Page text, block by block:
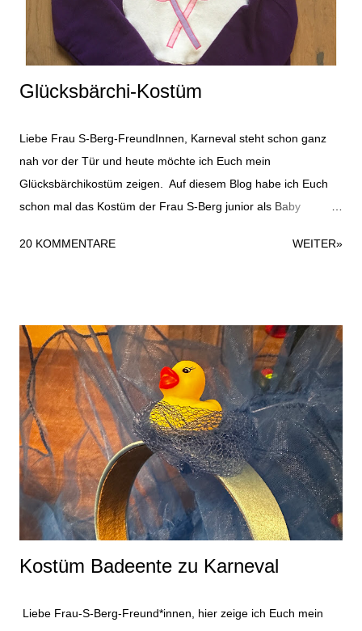
Glücksbärchi-Kostüm
Liebe Frau S-Berg-FreundInnen, Karneval steht schon ganz
nah vor der Tür und heute möchte ich Euch mein
Glücksbärchikostüm zeigen. Auf diesem Blog habe ich Euch
schon mal das Kostüm der Frau S-Berg junior als Baby
recht schnell gemacht und durchaus für ein Last-Minute-
lila. Das war es dann auch schon mit den Materialien für das
Kostüm. Dazu kommen natürlich noch Beiwerke wie
Nähmaschine, Schere und Kleber. Für das Glücksbärchi-
Oberteil habe ich einen großen Kreis aus dem Fleecestoff
geschnitten und auf den Pullover genäht. Anschließend habe
ich die Lollies ausgeschnitten und ebenfalls auf das Kostüm
genäht. Durch die Dicke der Angelegenheit ist das etwas wellig
geworden. Vermutlich wäre es besser ...
20 KOMMENTARE WEITER»
Kostüm Badeente zu Karneval
Liebe Frau-S-Berg-Freund*innen, hier zeige ich Euch mein